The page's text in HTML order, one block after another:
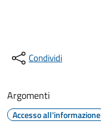
Condividi
Argomenti
Accesso all'informazione